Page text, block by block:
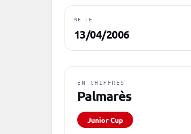
NÉ LE
13/04/2006
EN CHIFFRES
Palmarès
Junior Cup